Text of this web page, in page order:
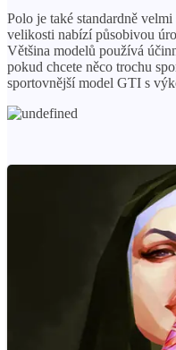
Polo je také standardně
velikosti nabízí působivou
Většina modelů používá
pokud chcete něco trochu
sportovnější model GTI s